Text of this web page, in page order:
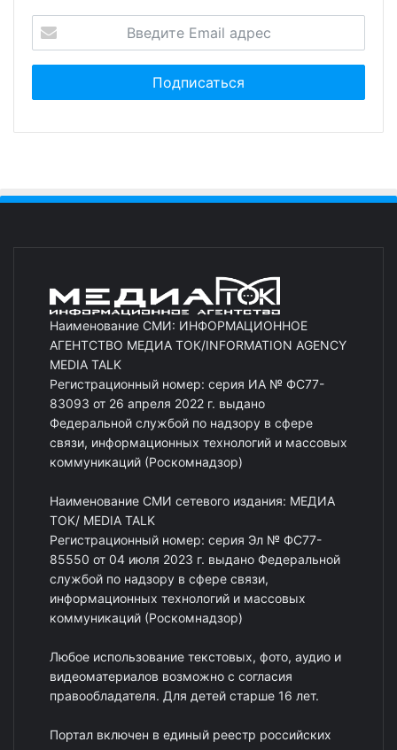
Наименование СМИ: ИНФОРМАЦИОННОЕ
АГЕНТСТВО МЕДИА ТОК/INFORMATION AGENCY
MEDIA TALK
Регистрационный номер: серия ИА № ФС77-
83093 от 26 апреля 2022 г. выдано
Федеральной службой по надзору в сфере
связи, информационных технологий и массовых
коммуникаций (Роскомнадзор)
Наименование СМИ сетевого издания: МЕДИА
ТОК/ MEDIA TALK
Регистрационный номер: серия Эл № ФС77-
85550 от 04 июля 2023 г. выдано Федеральной
службой по надзору в сфере связи,
информационных технологий и массовых
коммуникаций (Роскомнадзор)
Любое использование текстовых, фото, аудио и
видеоматериалов возможно с согласия
правообладателя. Для детей старше 16 лет.
Портал включен в единый реестр российских